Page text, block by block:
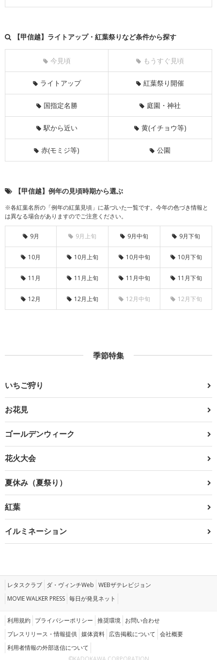
【甲信越】ライトアップ・紅葉祭りなど条件から探す
今見頃 もうすぐ見頃
ライトアップ 紅葉祭り開催
国指定名勝 庭園・神社
駅から近い 黄(イチョウ等)
赤(モミジ等) 公園
【甲信越】例年の見頃時期から選ぶ
※各紅葉名所の「例年の紅葉見頃」に基づいた一覧です。今年の色づき情報と
は異なる場合がありますのでご注意ください。
9月 9月上旬 9月中旬 9月下旬
10月 10月上旬 10月中旬 10月下旬
11月 11月上旬 11月中旬 11月下旬
12月 12月上旬 12月中旬 12月下旬
季節特集
いちご狩り
お花見
ゴールデンウィーク
花火大会
夏休み（夏祭り）
紅葉
イルミネーション
レタスクラブ ダ・ヴィンチWeb WEBザテレビジョン
MOVIE WALKER PRESS 毎日が発見ネット
利用規約 プライバシーポリシー 推奨環境 お問い合わせ
プレスリリース・情報提供 媒体資料 広告掲載について 会社概要
利用者情報の外部送信について